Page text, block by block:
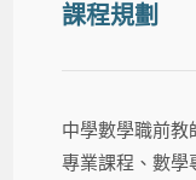
課程規劃
中學數學職前教
專業課程、數學